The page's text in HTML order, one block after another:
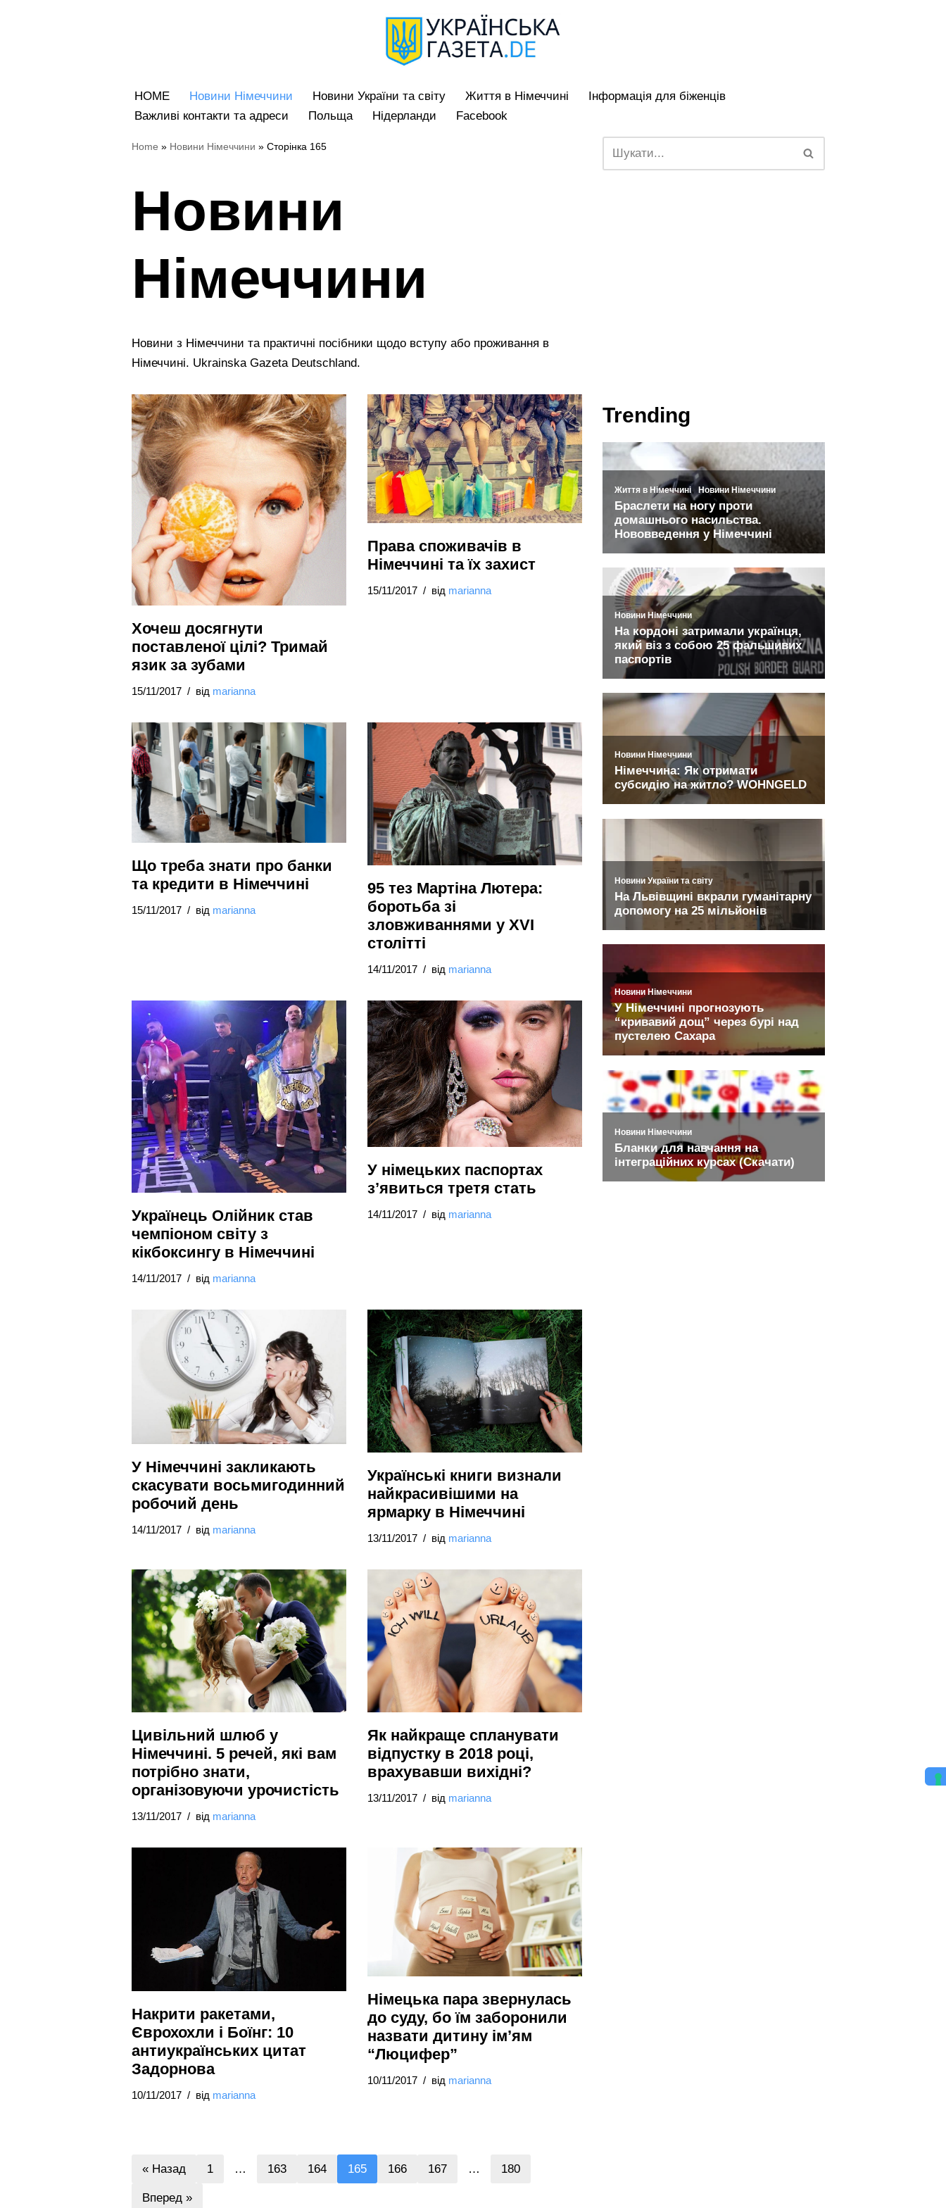
HOME
Новини Німеччини Hовини України та світу Життя в Німеччині
Iнформація для біженців
Bажливі контакти та адреси
Польща Нідерланди Facebook
Home » Новини Німеччини » Сторінка 165
Новини
Німеччини
Новини з Німеччини та практичні посібники щодо вступу або проживання в
Німеччині. Ukrainska Gazeta Deutschland.
Хочеш досягнути
поставленої цілі? Тримай
язик за зубами
15/11/2017 від marianna
Права споживачів в
Німеччині та їх захист
15/11/2017 від marianna
Що треба знати про банки
та кредити в Німеччині
15/11/2017 від marianna
95 тез Мартіна Лютера:
боротьба зі
зловживаннями у XVI
столітті
14/11/2017 від marianna
Українець Олійник став
чемпіоном світу з
кікбоксингу в Німеччині
14/11/2017 від marianna
У німецьких паспортах
з’явиться третя стать
14/11/2017 від marianna
У Німеччині закликають
скасувати восьмигодинний
робочий день
14/11/2017 від marianna
Українські книги визнали
найкрасивішими на
ярмарку в Німеччині
13/11/2017 від marianna
Цивільний шлюб у
Німеччині. 5 речей, які вам
потрібно знати,
організовуючи урочистість
13/11/2017 від marianna
Як найкраще спланувати
відпустку в 2018 році,
врахувавши вихідні?
13/11/2017 від marianna
Накрити ракетами,
Єврохохли і Боїнг: 10
антиукраїнських цитат
Задорнова
10/11/2017 від marianna
Німецька пара звернулась
до суду, бо їм заборонили
назвати дитину ім’ям
“Люцифер”
10/11/2017 від marianna
« Назад 1 … 163 164 165 166 167 … 180
Вперед »
Trending